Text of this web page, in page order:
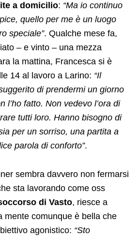
a domicilio: “Ma io continuo
quello per me è un luogo
speciale”. Qualche mese fa,
– e vinto – una mezza
la mattina, Francesca si è
14 al lavoro a Larino: “Il
di prendermi un giorno
l’ho fatto. Non vedevo l’ora di
tutti loro. Hanno bisogno di
per un sorriso, una partita a
parola di conforto”.
sembra davvero non fermarsi
sta lavorando come oss
di Vasto, riesce a
mente comunque è bella che
agonistico: “Sto